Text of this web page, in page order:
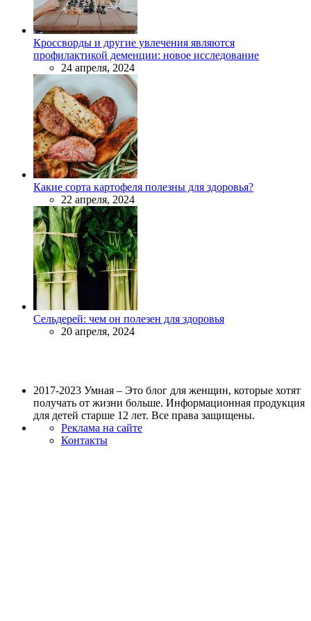
Кроссворды и другие увлечения являются
профилактикой деменции: новое исследование
24 апреля, 2024
Какие сорта картофеля полезны для здоровья?
22 апреля, 2024
Сельдерей: чем он полезен для здоровья
20 апреля, 2024
2017-2023 Умная – Это блог для женщин, которые хотят
получать от жизни больше. Информационная продукция
для детей старше 12 лет. Все права защищены.
Реклама на сайте
Контакты